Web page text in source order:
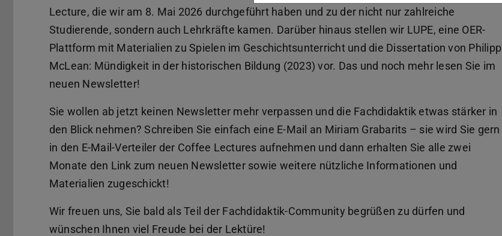
Lecture, die wir am 8. Mai 2026 durchgeführt haben und zu der nicht nur zahlreiche
Studierende, sondern auch Lehrkräfte kamen. Darüber hinaus stellen wir LUPE, eine OER-
Plattform mit Materialien zu Spielen im Geschichtsunterricht und die Dissertation von Philipp
McLean: Mündigkeit in der historischen Bildung (2023) vor. Das und noch mehr lesen Sie im
neuen Newsletter!
Sie wollen ab jetzt keinen Newsletter mehr verpassen und die Fachdidaktik etwas stärker in
den Blick nehmen? Schreiben Sie einfach eine E-Mail an Miriam Grabarits – sie wird Sie gern
in den E-Mail-Verteiler der Coffee Lectures aufnehmen und dann erhalten Sie alle zwei
Monate den Link zum neuen Newsletter sowie weitere nützliche Informationen und
Materialien zugeschickt!
Wir freuen uns, Sie bald als Teil der Fachdidaktik-Community begrüßen zu dürfen und
wünschen Ihnen viel Freude bei der Lektüre!